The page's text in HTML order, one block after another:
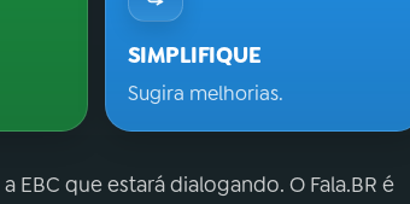
SIMPLIFIQUE
Sugira melhorias.
EBC que estará dialogando. O Fala.BR é